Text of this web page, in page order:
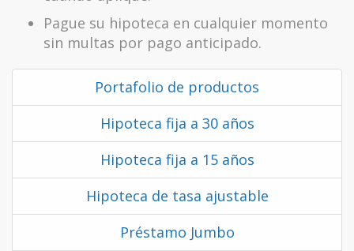
Pague su hipoteca en cualquier momento
sin multas por pago anticipado.
Portafolio de productos
Hipoteca fija a 30 años
Hipoteca fija a 15 años
Hipoteca de tasa ajustable
Préstamo Jumbo